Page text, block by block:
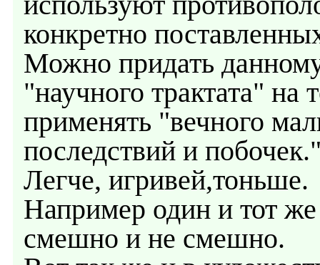
конкретно
Можно придать
"научного трактата"
применять "вечного
последствий и
Легче, игривей,тоньше.
Например один и тот
смешно и не смешно.